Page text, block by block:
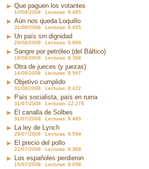
Que paguen los votantes
10/09/2008 Lecturas: 8.495
Aún nos queda Loquillo
31/08/2008 Lecturas: 8.455
Un país sin dignidad
29/08/2008 Lecturas: 8.669
Sangre por petróleo (del Báltico)
18/08/2008 Lecturas: 8.398
Otra de jueces (y juezas)
14/08/2008 Lecturas: 8.567
Objetivo cumplido
01/08/2008 Lecturas: 8.422
País socialista, país en ruina
31/07/2008 Lecturas: 12.278
El canalla de Solbes
31/07/2008 Lecturas: 8.480
La ley de Lynch
26/07/2008 Lecturas: 9.599
El precio del pollo
22/07/2008 Lecturas: 9.368
Los españoles perdieron
15/07/2008 Lecturas: 8.058